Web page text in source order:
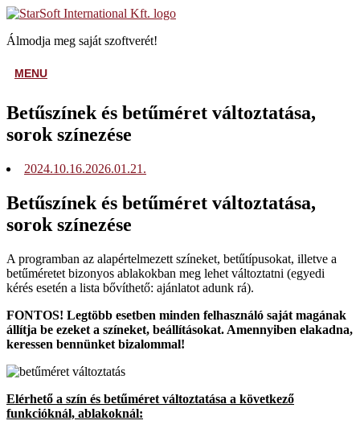
Skip
content
Home
Álmodja meg saját szoftverét!
MENUMENU
Betűszínek és betűméret változtatása,
sorok színezése
2024.10.16.2026.01.21.
Betűszínek és betűméret változtatása,
sorok színezése
A programban az alapértelmezett színeket, betűtípusokat, illetve a
betűméretet bizonyos ablakokban meg lehet változtatni (egyedi
kérés esetén a lista bővíthető: ajánlatot adunk rá).
FONTOS! Legtöbb esetben minden felhasználó saját magának
állítja be ezeket a színeket, beállításokat. Amennyiben elakadna,
keressen bennünket bizalommal!
Elérhető a szín és betűméret változtatása a következő
funkcióknál, ablakoknál: